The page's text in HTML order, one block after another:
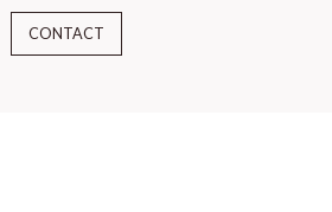
CONTACT